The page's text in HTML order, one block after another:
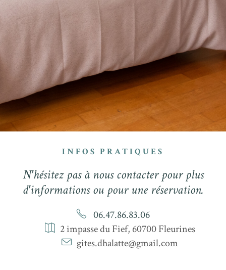
INFOS PRATIQUES
N'hésitez pas à nous contacter pour plus
d'informations ou pour une réservation.
06.47.86.83.06
2 impasse du Fief, 60700 Fleurines
gites.dhalatte@gmail.com